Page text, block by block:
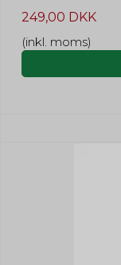
249,00 DKK
(inkl. moms)